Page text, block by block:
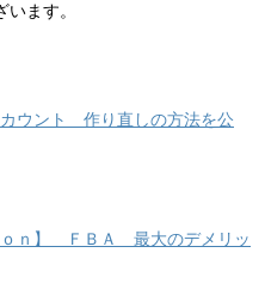
ます。
ウント 作り直しの方法を公
ｏｎ】 ＦＢＡ 最大のデメリッ